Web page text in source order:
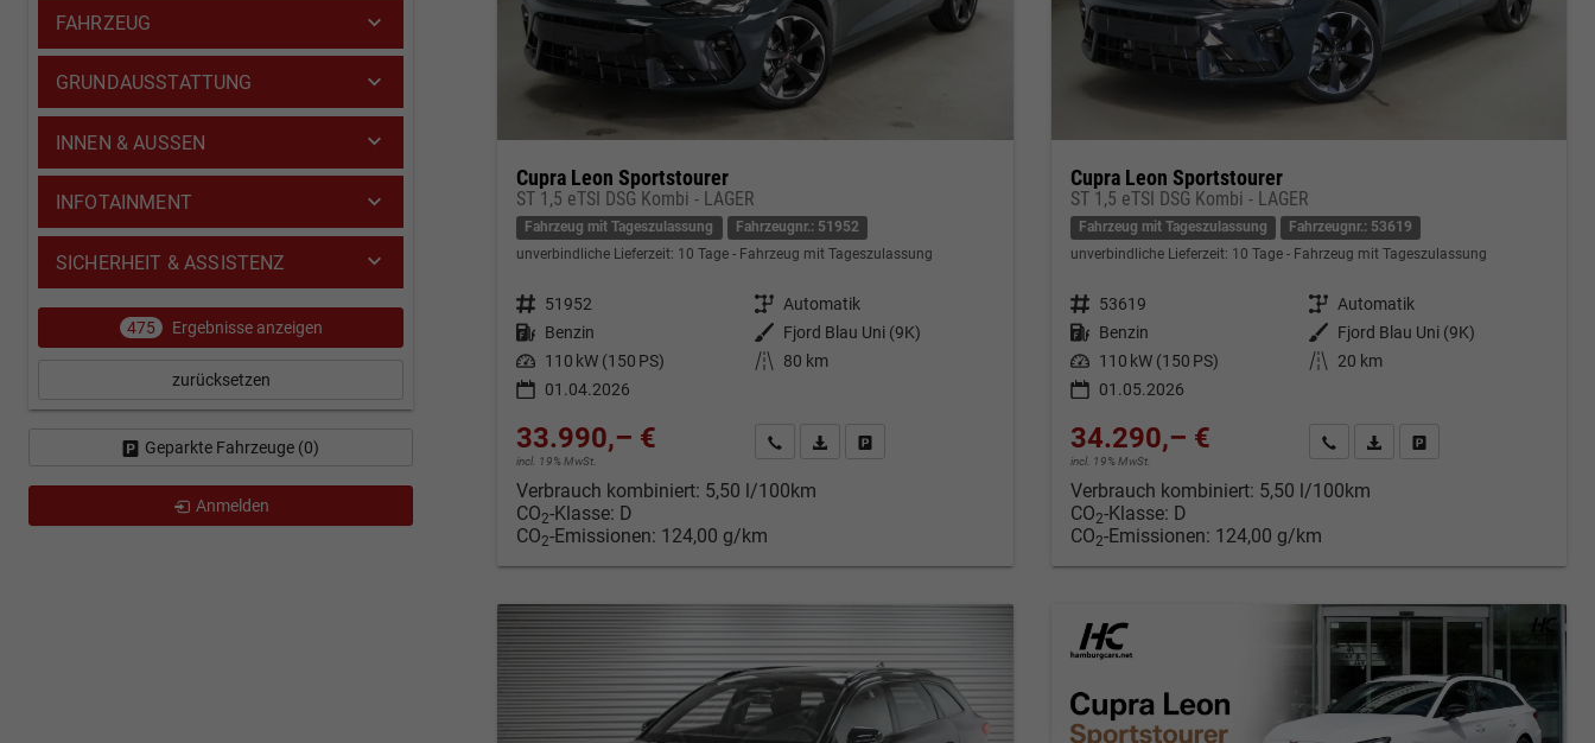
Cupra Leon Sportstourer
ST 1,5 eTSI DSG Kombi - LAGER
Fahrzeug mit Tageszulassung
Fahrzeugnr.: 51952
unverbindliche Lieferzeit: 10 Tage Fahrzeug mit Tageszulassung
Fahrzeugnr. 51952 Getriebe Automatik
Kraftstoff Benzin Außenfarbe
Fjord Blau Uni (9K)
Leistung 110 kW (150 PS) Kilometerstand
80 km
01.04.2026
33.990,– €
incl. 19% MwSt.
Kontakt & Angebot anfordern
PDF-Datei, Fahrzeugexposé drucken
Fahrzeug merken/Expose drucken
Verbrauch kombiniert: 5,50 l/100km
CO2-Klasse: D
CO2-Emissionen: 124,00 g/km
Cupra Leon Sportstourer
ST 1,5 eTSI DSG Kombi - LAGER
Fahrzeug mit Tageszulassung
Fahrzeugnr.: 53619
unverbindliche Lieferzeit: 10 Tage Fahrzeug mit Tageszulassung
Fahrzeugnr. 53619 Getriebe Automatik
Kraftstoff Benzin Außenfarbe
Fjord Blau Uni (9K)
Leistung 110 kW (150 PS) Kilometerstand
20 km
01.05.2026
34.290,– €
incl. 19% MwSt.
Kontakt & Angebot anfordern
PDF-Datei, Fahrzeugexposé
Fahrzeug merken/Expose
Verbrauch kombiniert: 5,50 l/100km
CO2-Klasse: D
CO2-Emissionen: 124,00 g/km
FAHRZEUG
GRUNDAUSSTATTUNG
INNEN & AUSSEN
INFOTAINMENT
SICHERHEIT & ASSISTENZ
475 Ergebnisse anzeigen
zurücksetzen
Geparkte Fahrzeuge (0)
Anmelden